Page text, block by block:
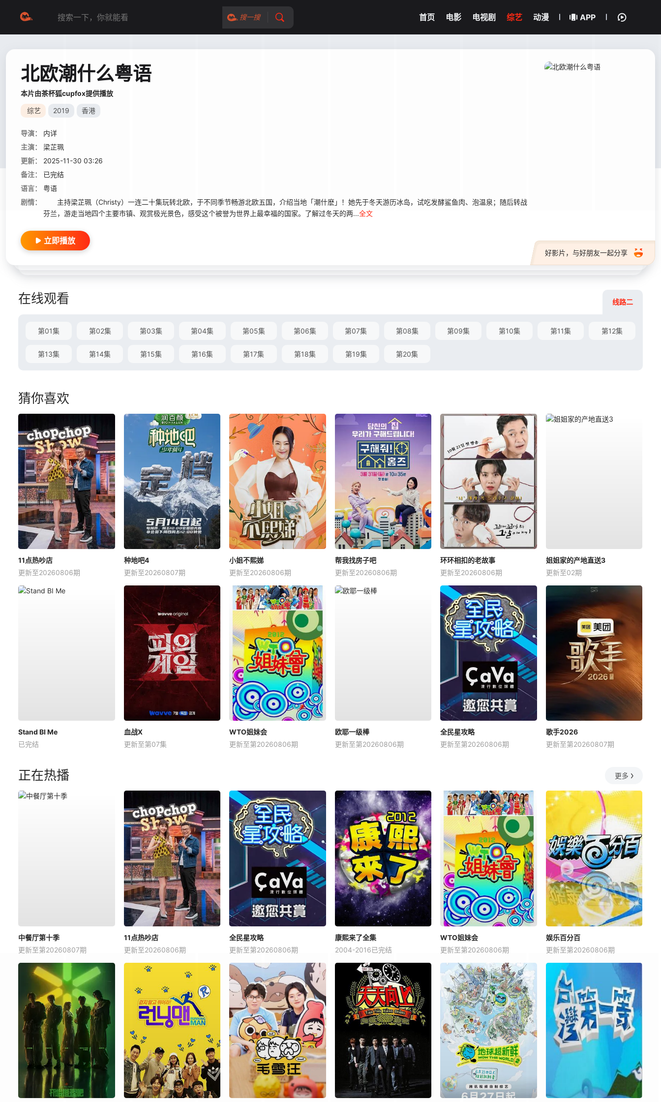
搜一搜 首页 电影 电视剧 综艺 动漫 APP
北欧潮什么粤语
本片由茶杯狐cupfox提供播放
综艺 2019 香港
导演：
内详
主演：
梁芷珮
更新：
2025-11-30 03:26
备注：
已完结
语言：
粤语
剧情：
主持梁芷珮（Christy）一连二十集玩转北欧，于不同季节畅游北欧五国，介绍当地「潮什麽」！她先于冬天游历冰岛，试吃发酵鲨鱼肉、泡温泉；随后转战
芬兰，游走当地四个主要市镇、观赏极光景色，感受这个被誉为世界上最幸福的国家。了解过冬天的两...全文
好影片，与好朋友一起分享
立即播放
在线观看 线路二
第01集 第02集 第03集 第04集 第05集 第06集 第07集 第08集 第09集 第10集 第11集 第12集
第13集 第14集 第15集 第16集 第17集 第18集 第19集 第20集
猜你喜欢
11点热吵店
更新至20260806期
种地吧4
更新至20260807期
小姐不熙娣
更新至20260806期
帮我找房子吧
更新至20260806期
环环相扣的老故事
更新至20260806期
姐姐家的产地直送3
更新至02期
Stand BI Me
已完结
血战X
更新至第07集
WTO姐妹会
更新至第20260806期
欧耶一级棒
更新至第20260806期
全民星攻略
更新至第20260806期
歌手2026
更新至第20260807期
正在热播 更多
中餐厅第十季
更新至第20260807期
11点热吵店
更新至20260806期
全民星攻略
更新至第20260806期
康熙来了全集
2004-2016已完结
WTO姐妹会
更新至第20260806期
娱乐百分百
更新至第20260806期